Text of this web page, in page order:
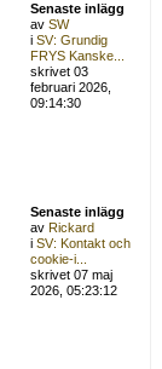
Senaste inlägg
avSW
iSV: Grundig
FRYS Kanske...
skrivet 03
februari 2026,
09:14:30
Senaste inlägg
avRickard
iSV: Kontakt och
cookie-i...
skrivet 07 maj
2026, 05:23:12